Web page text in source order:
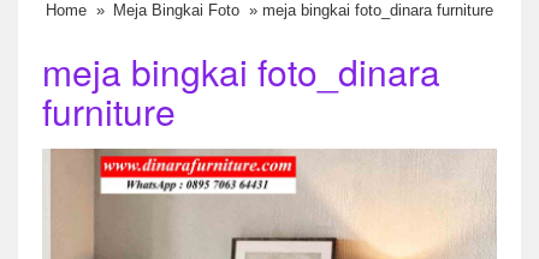
Home » Meja Bingkai Foto » meja bingkai foto_dinara furniture
meja bingkai foto_dinara
furniture